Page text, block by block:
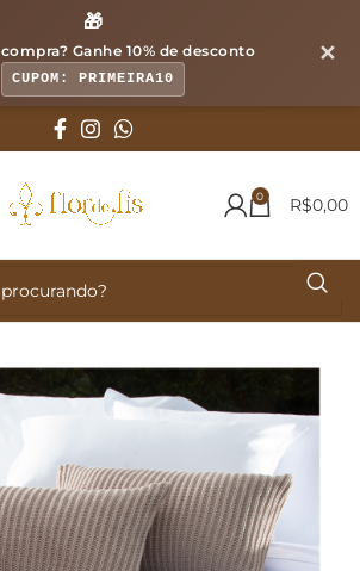
🎁
Ganhe 10% de desconto
CUPOM: PRIMEIRA10
✕
0 R$0,00